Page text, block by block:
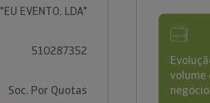
"EU EVENTO, LDA"
510287352
Soc. Por Quotas
volume